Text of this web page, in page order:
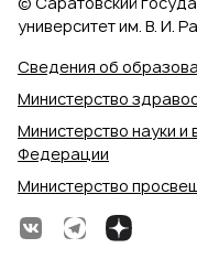
Сведения об
Министерство
Министерство науки
Федерации
Министерство
университет им. В. И.